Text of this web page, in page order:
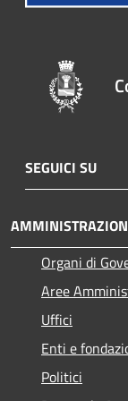
SEGUICI SU
Organi di
Aree
Uffici
Enti e
Politici